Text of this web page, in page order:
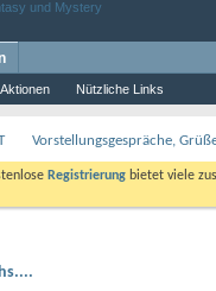
Aktionen Nützliche Links
Vorstellungsgespräche,
Registrierung bietet viele